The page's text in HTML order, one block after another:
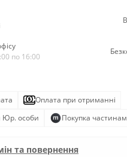
по 16:00
Оплата при отриманні
Юр. особи
Покупка
та повернення